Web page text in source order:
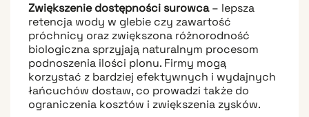
Zwiększenie dostępności surowca– lepsza
retencja wody w glebie czy zawartość
próchnicy oraz zwiększona różnorodność
biologiczna sprzyjają naturalnym procesom
podnoszenia ilości plonu. Firmy mogą
korzystać z bardziej efektywnych i wydajnych
łańcuchów dostaw, co prowadzi także do
ograniczenia kosztów i zwiększenia zysków.